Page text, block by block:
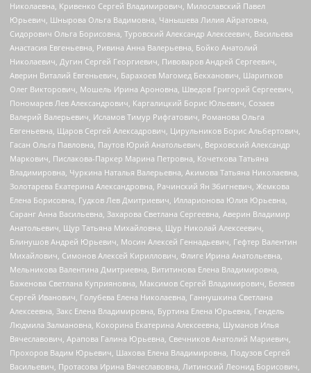
Николаевна, Кривенко Сергей Владимирович, Милославский Павел
Юрьевич, Шнырова Ольга Вадимовна, Чанышева Лилия Айратовна,
Сидорович Ольга Борисовна, Туровский Александр Алексеевич, Васильева
Анастасия Евгеньевна, Ривина Анна Валерьевна, Бойко Анатолий
Николаевич, Дугин Сергей Георгиевич, Пивоваров Андрей Сергеевич,
Аверин Виталий Евгеньевич, Барахоев Магомед Бекханович, Шарипков
Олег Викторович, Мошель Ирина Ароновна, Шведов Григорий Сергеевич,
Пономарев Лев Александрович, Каргалицкий Борис Юльевич, Созаев
Валерий Валерьевич, Исламов Тимур Рифгатович, Романова Ольга
Евгеньевна, Щаров Сергей Алексадрович, Цирульников Борис Альбертович,
Гасан Ольга Павловна, Паутов Юрий Анатольевич, Верховский Александр
Маркович, Пислакова-Паркер Марина Петровна, Кочеткова Татьяна
Владимировна, Чуркина Наталья Валерьевна, Акимова Татьяна Николаевна,
Золотарева Екатерина Александровна, Рачинский Ян Збигневич, Жемкова
Елена Борисовна, Гудков Лев Дмитриевич, Илларионова Юлия Юрьевна,
Саранг Анна Васильевна, Захарова Светлана Сергеевна, Аверин Владимир
Анатольевич, Щур Татьяна Михайловна, Щур Николай Алексеевич,
Блинушов Андрей Юрьевич, Мосин Алексей Геннадьевич, Гефтер Валентин
Михайлович, Симонов Алексей Кириллович, Флиге Ирина Анатольевна,
Мельникова Валентина Дмитриевна, Вититинова Елена Владимировна,
Баженова Светлана Куприяновна, Максимов Сергей Владимирович, Беляев
Сергей Иванович, Голубева Елена Николаевна, Ганнушкина Светлана
Алексеевна, Закс Елена Владимировна, Буртина Елена Юрьевна, Гендель
Людмила Залмановна, Кокорина Екатерина Алексеевна, Шуманов Илья
Вячеславович, Арапова Галина Юрьевна, Свечников Анатолий Мариевич,
Прохоров Вадим Юрьевич, Шахова Елена Владимировна, Подузов Сергей
Васильевич, Протасова Ирина Вячеславовна, Литинский Леонид Борисович,